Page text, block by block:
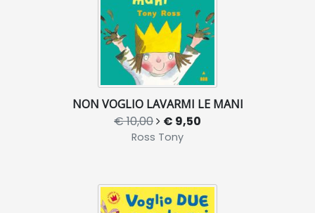
NON VOGLIO LAVARMI LE MANI
€ 10,00 € 9,50
Ross Tony